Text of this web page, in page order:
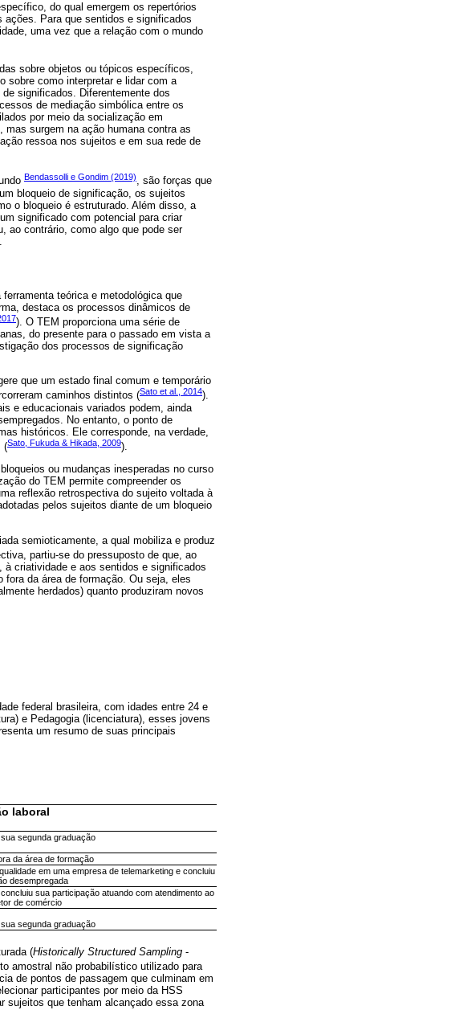
do qual emergem os repertórios
Para que sentidos e significados
uma vez que a relação com o mundo
sobre objetos ou tópicos específicos,
sobre como interpretar e lidar com a
significados. Diferentemente dos
de mediação simbólica entre os
por meio da socialização em
surgem na ação humana contra as
ressoa nos sujeitos e em sua rede de
Bendassolli e Gondim (2019), são forças que
bloqueio de significação, os sujeitos
o bloqueio é estruturado. Além disso, a
significado com potencial para criar
ao contrário, como algo que pode ser
ferramenta teórica e metodológica que
destaca os processos dinâmicos de
). O TEM proporciona uma série de
do presente para o passado em vista a
dos processos de significação
que um estado final comum e temporário
caminhos distintos (Sato et al., 2014).
e educacionais variados podem, ainda
No entanto, o ponto de
históricos. Ele corresponde, na verdade,
(Sato, Fukuda & Hikada, 2009).
ou mudanças inesperadas no curso
do TEM permite compreender os
reflexão retrospectiva do sujeito voltada à
pelos sujeitos diante de um bloqueio
semioticamente, a qual mobiliza e produz
partiu-se do pressuposto de que, ao
à criatividade e aos sentidos e significados
fora da área de formação. Ou seja, eles
herdados) quanto produziram novos
federal brasileira, com idades entre 24 e
e Pedagogia (licenciatura), esses jovens
um resumo de suas principais
laboral
segunda graduação
da área de formação
em uma empresa de telemarketing e concluiu
desempregada
sua participação atuando com atendimento ao
de comércio
segunda graduação
(Historically Structured Sampling -
amostral não probabilístico utilizado para
de pontos de passagem que culminam em
participantes por meio da HSS
sujeitos que tenham alcançado essa zona